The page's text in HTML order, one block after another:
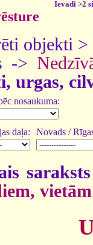
Ievadi >2
objekti >
->
urgas,
nosaukuma:
daļa: Novads /
vietām